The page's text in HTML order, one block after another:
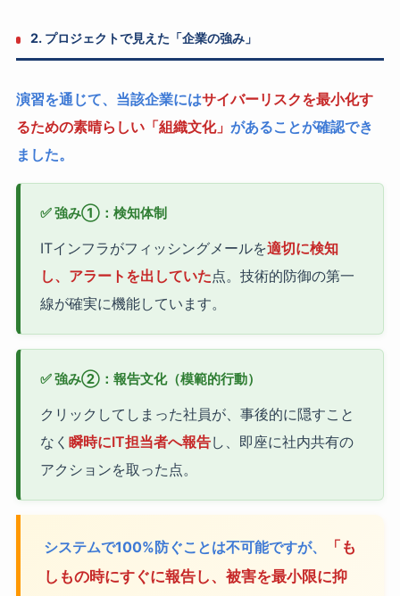
2. プロジェクトで見えた「企業の強み」
演習を通じて、当該企業にはサイバーリスクを最小化す
るための素晴らしい「組織文化」 があることが確認でき
ました。
✅ 強み①：検知体制
ITインフラがフィッシングメールを適切に検知
し、アラートを出していた点。技術的防御の第一
線が確実に機能しています。
✅ 強み②：報告文化（模範的行動）
クリックしてしまった社員が、事後的に隠すこと
なく 瞬時にIT担当者へ報告し、即座に社内共有の
アクションを取った点。
システムで100%防ぐことは不可能ですが、
「も
しもの時にすぐに報告し、被害を最小限に抑